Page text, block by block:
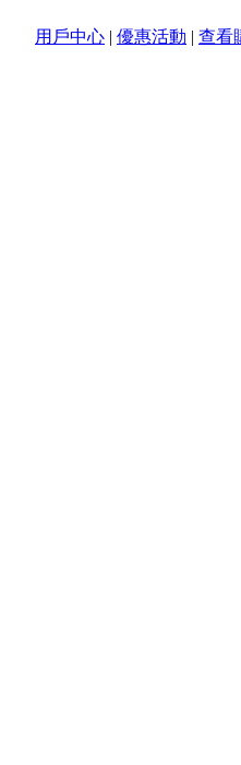
用戶中心 | 優惠活動 | 查看